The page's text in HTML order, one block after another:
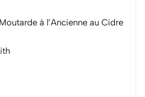
à l’Ancienne au Cidre